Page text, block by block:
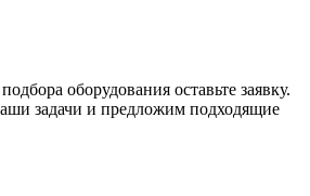
оборудования оставьте заявку.
задачи и предложим подходящие